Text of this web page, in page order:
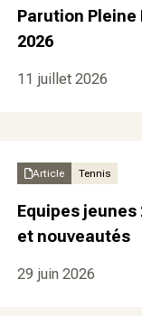
Parution Pleine
2026
11 juillet 2026
Article Tennis
Equipes jeunes
et nouveautés
29 juin 2026